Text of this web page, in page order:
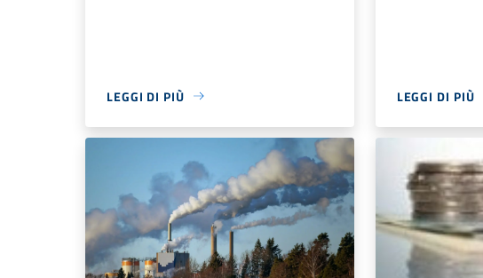
LEGGI DI PIÙ LEGGI DI PIÙ